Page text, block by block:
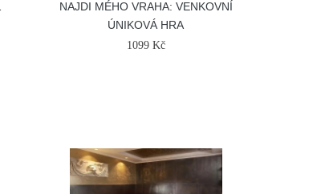
NAJDI MÉHO VRAHA: VENKOVNÍ
ÚNIKOVÁ HRA
1099 Kč